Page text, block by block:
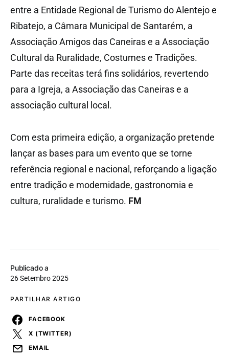
Publicado a
26 Setembro 2025
PARTILHAR ARTIGO
FACEBOOK
X (TWITTER)
EMAIL
entre a Entidade Regional de Turismo do Alentejo e
Ribatejo, a Câmara Municipal de Santarém, a
Associação Amigos das Caneiras e a Associação
Cultural da Ruralidade, Costumes e Tradições.
Parte das receitas terá fins solidários, revertendo
para a Igreja, a Associação das Caneiras e a
associação cultural local.
Com esta primeira edição, a organização pretende
lançar as bases para um evento que se torne
referência regional e nacional, reforçando a ligação
entre tradição e modernidade, gastronomia e
cultura, ruralidade e turismo. FM